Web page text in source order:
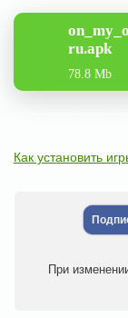
ru.apk
78.8 Mb
Как установить
При